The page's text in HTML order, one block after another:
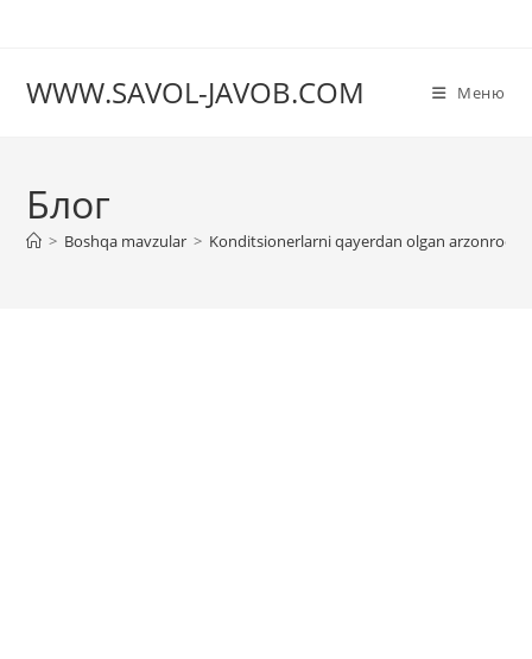
WWW.SAVOL-JAVOB.COM Меню
Блог
> Boshqa mavzular > Konditsionerlarni qayerdan olgan arzonroq?